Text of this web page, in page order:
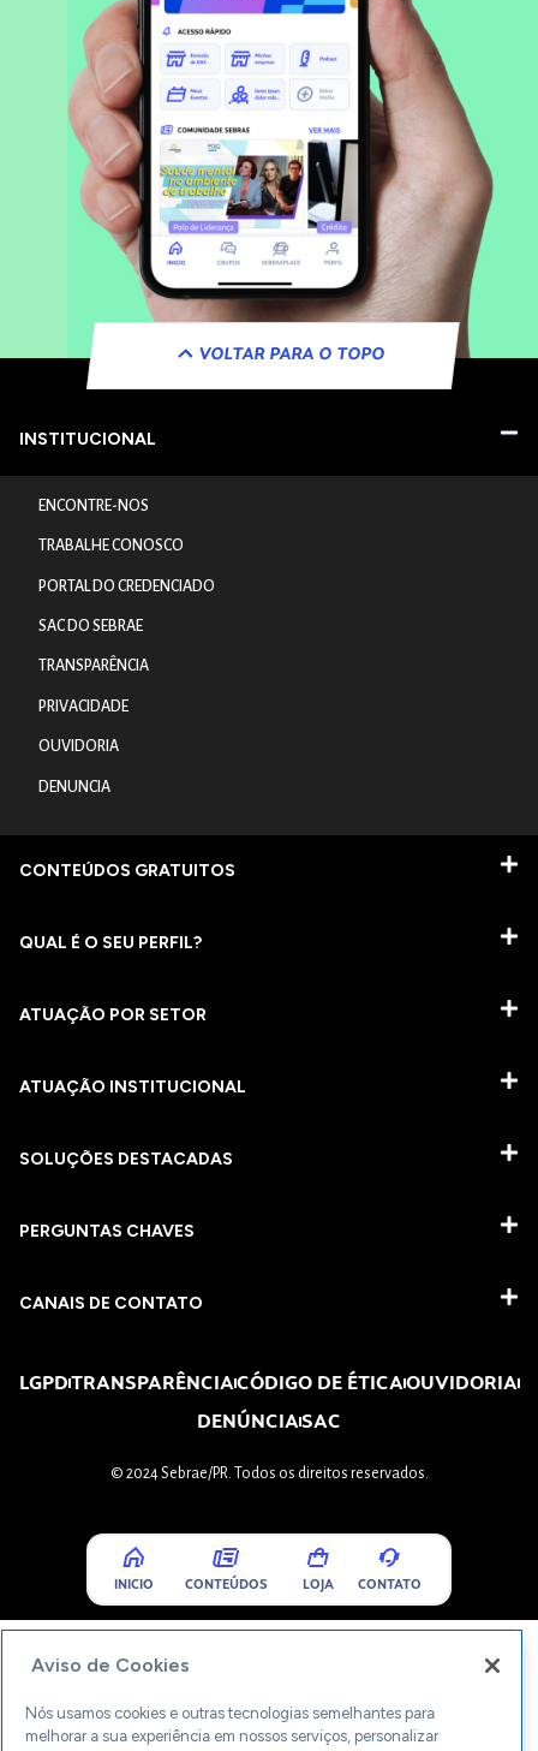
VOLTAR PARA O TOPO
INSTITUCIONAL
ENCONTRE-NOS
TRABALHE CONOSCO
PORTAL DO CREDENCIADO
SAC DO SEBRAE
TRANSPARÊNCIA
PRIVACIDADE
OUVIDORIA
DENUNCIA
CONTEÚDOS GRATUITOS
QUAL É O SEU PERFIL?
ATUAÇÃO POR SETOR
ATUAÇÃO INSTITUCIONAL
SOLUÇÕES DESTACADAS
PERGUNTAS CHAVES​
CANAIS DE CONTATO
LGPDTRANSPARÊNCIACÓDIGO DE ÉTICAOUVIDORIA
DENÚNCIASAC
© 2024 Sebrae/PR. Todos os direitos reservados.
INICIO CONTEÚDOS LOJA CONTATO
Aviso de Cookies
Nós usamos cookies e outras tecnologias semelhantes para
melhorar a sua experiência em nossos serviços, personalizar